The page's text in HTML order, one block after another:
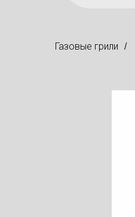
Газовые грили /